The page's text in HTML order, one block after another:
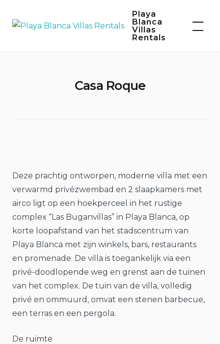
Playa
Blanca
Villas
Rentals
Casa Roque
Deze prachtig ontworpen, moderne villa met een
verwarmd privézwembad en 2 slaapkamers met
airco ligt op een hoekperceel in het rustige
complex “Las Buganvillas” in Playa Blanca, op
korte loopafstand van het stadscentrum van
Playa Blanca met zijn winkels, bars, restaurants
en promenade. De villa is toegankelijk via een
privé-doodlopende weg en grenst aan de tuinen
van het complex. De tuin van de villa, volledig
privé en ommuurd, omvat een stenen barbecue,
een terras en een pergola.
De ruimte